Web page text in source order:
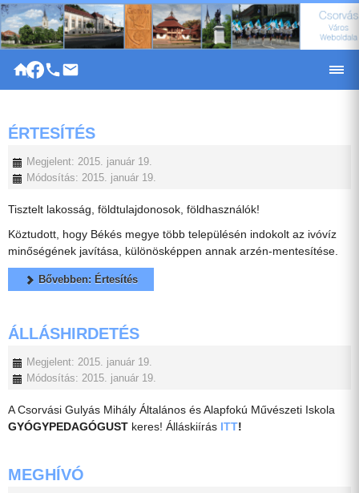
|
ÉRTESÍTÉS
Megjelent: 2015. január 19.
Módosítás: 2015. január 19.
Tisztelt lakosság, földtulajdonosok, földhasználók!
Köztudott, hogy Békés megye több településén indokolt az ivóvíz
minőségének javítása, különösképpen annak arzén-mentesítése.
Bővebben: Értesítés
ÁLLÁSHIRDETÉS
Megjelent: 2015. január 19.
Módosítás: 2015. január 19.
A Csorvási Gulyás Mihály Általános és Alapfokú Művészeti Iskola
GYÓGYPEDAGÓGUST keres! Álláskiírás ITT!
MEGHÍVÓ